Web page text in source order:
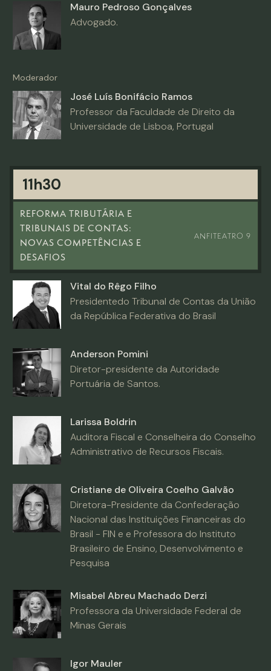
Mauro Pedroso Gonçalves
Advogado.
Moderador
José Luís Bonifácio Ramos
Professor da Faculdade de Direito da
Universidade de Lisboa, Portugal
11h30
REFORMA TRIBUTÁRIA E
TRIBUNAIS DE CONTAS:
NOVAS COMPETÊNCIAS E
DESAFIOS
ANFITEATRO 9
Vital do Rêgo Filho
Presidentedo Tribunal de Contas da União
da República Federativa do Brasil
Anderson Pomini
Diretor-presidente da Autoridade
Portuária de Santos.
Larissa Boldrin
Auditora Fiscal e Conselheira do Conselho
Administrativo de Recursos Fiscais.
Cristiane de Oliveira Coelho Galvão
Diretora-Presidente da Confederação
Nacional das Instituições Financeiras do
Brasil - FIN e e Professora do Instituto
Brasileiro de Ensino, Desenvolvimento e
Pesquisa
Misabel Abreu Machado Derzi
Professora da Universidade Federal de
Minas Gerais
Igor Mauler